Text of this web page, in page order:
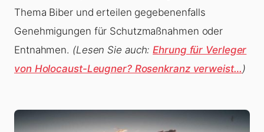
Thema Biber und erteilen gegebenenfalls
Genehmigungen für Schutzmaßnahmen oder
Entnahmen. (Lesen Sie auch:Ehrung für Verleger
von Holocaust-Leugner? Rosenkranz verweist… )